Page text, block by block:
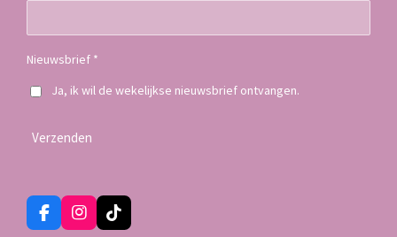
Nieuwsbrief *
Ja, ik wil de wekelijkse nieuwsbrief ontvangen.
Verzenden
F
I
T